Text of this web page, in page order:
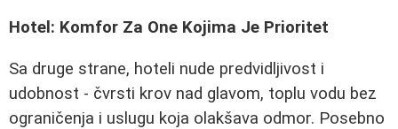
Hotel: Komfor Za One Kojima Je Prioritet
Sa druge strane, hoteli nude predvidljivost i
udobnost - čvrsti krov nad glavom, toplu vodu bez
ograničenja i uslugu koja olakšava odmor. Posebno